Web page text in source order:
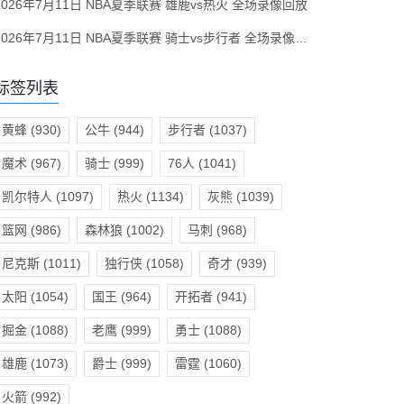
年7月11日 NBA夏季联赛 雄鹿vs热火 全场录像回放
签列表
黄蜂(930) 公牛(944) 步行者(1037)
魔术 (967) 骑士(999) 76人 (1041)
凯尔特人 (1097) 热火 (1134) 灰熊(1039)
篮网 (986) 森林狼 (1002) 马刺 (968)
尼克斯(1011) 独行侠(1058) 奇才 (939)
太阳 (1054) 国王 (964) 开拓者(941)
掘金(1088) 老鹰(999) 勇士(1088)
雄鹿(1073) 爵士(999) 雷霆 (1060)
火箭(992)